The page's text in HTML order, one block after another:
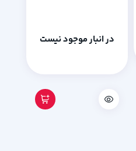
در انبار موجود نیست